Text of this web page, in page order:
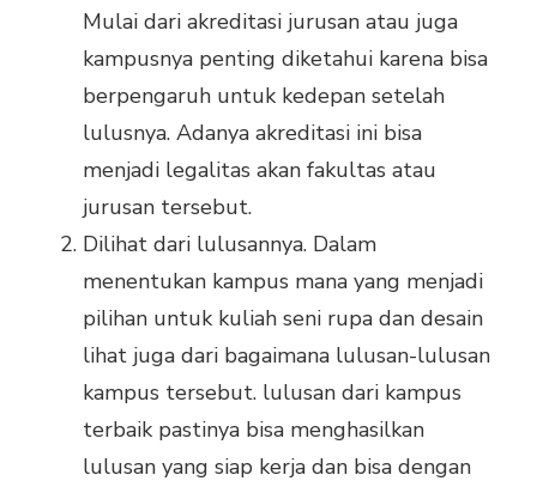
Mulai dari akreditasi jurusan atau juga
kampusnya penting diketahui karena bisa
berpengaruh untuk kedepan setelah
lulusnya. Adanya akreditasi ini bisa
menjadi legalitas akan fakultas atau
jurusan tersebut.
Dilihat dari lulusannya. Dalam
menentukan kampus mana yang menjadi
pilihan untuk kuliah seni rupa dan desain
lihat juga dari bagaimana lulusan-lulusan
kampus tersebut. lulusan dari kampus
terbaik pastinya bisa menghasilkan
lulusan yang siap kerja dan bisa dengan